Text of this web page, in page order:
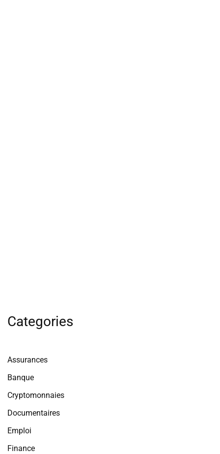
Categories
Assurances
Banque
Cryptomonnaies
Documentaires
Emploi
Finance